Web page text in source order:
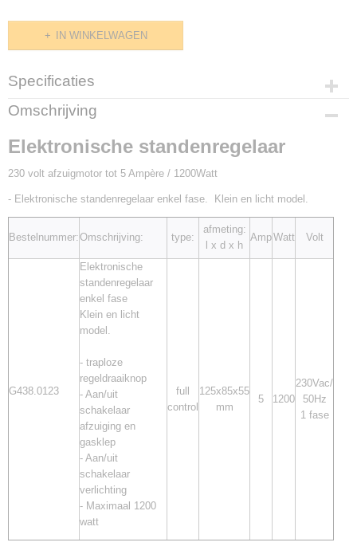
IN WINKELWAGEN
Specificaties
Productcode
Omschrijving
Elektronische standenregelaar
230 volt afzuigmotor tot 5 Ampère / 1200Watt
- Elektronische standenregelaar enkel fase. Klein en licht model.
Bestelnummer:Omschrijving: type:
afmeting:
l x d x h
AmpWatt Volt
G438.0123
Elektronische
standenregelaar
enkel fase
Klein en licht
model.
- traploze
regeldraaiknop
- Aan/uit
schakelaar
afzuiging en
gasklep
- Aan/uit
schakelaar
verlichting
- Maximaal 1200
watt
full
control
125x85x55
mm
5 1200
230Vac/
50Hz
1 fase